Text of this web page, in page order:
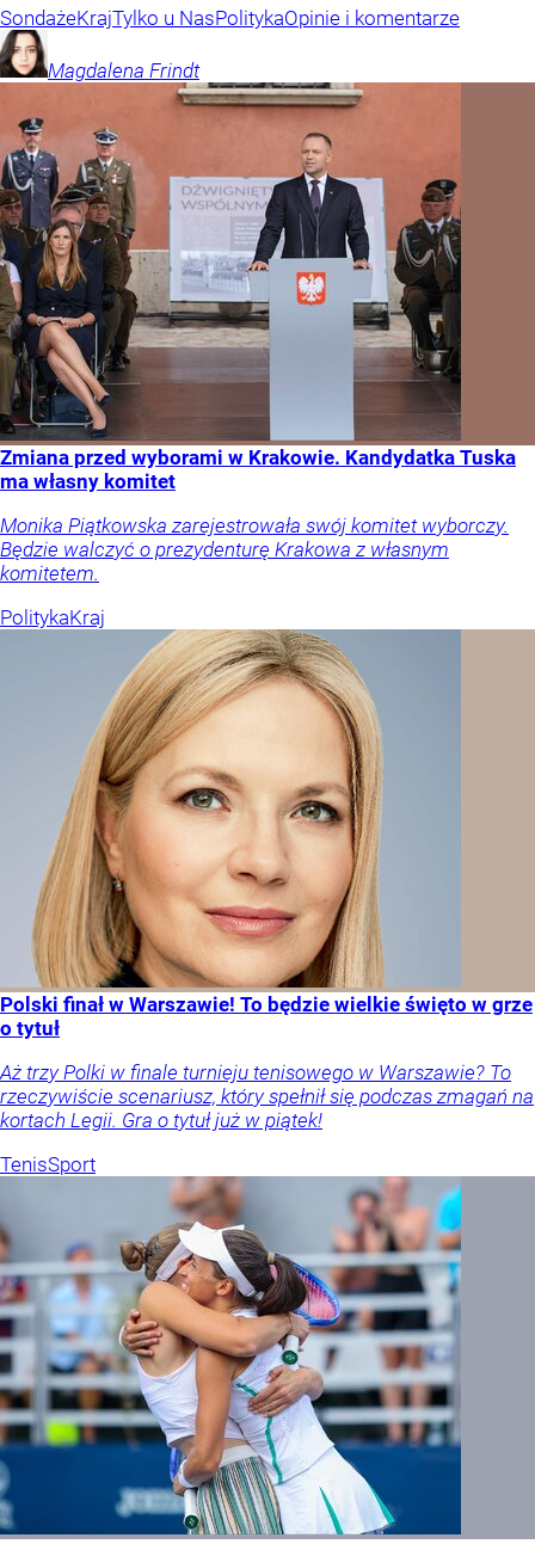
SondażeKrajTylko u NasPolitykaOpinie i komentarze
Magdalena Frindt
Zmiana przed wyborami w Krakowie. Kandydatka Tuska
ma własny komitet
Monika Piątkowska zarejestrowała swój komitet wyborczy.
Będzie walczyć o prezydenturę Krakowa z własnym
komitetem.
PolitykaKraj
Polski finał w Warszawie! To będzie wielkie święto w grze
o tytuł
Aż trzy Polki w finale turnieju tenisowego w Warszawie? To
rzeczywiście scenariusz, który spełnił się podczas zmagań na
kortach Legii. Gra o tytuł już w piątek!
TenisSport